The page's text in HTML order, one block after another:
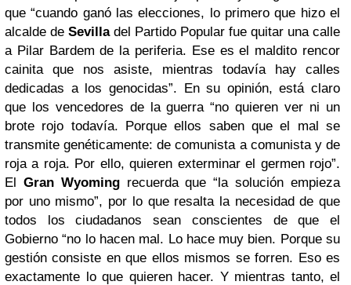
que “cuando ganó las elecciones, lo primero que hizo el
alcalde de Sevilladel Partido Popular fue quitar una calle
a Pilar Bardem de la periferia. Ese es el maldito rencor
cainita que nos asiste, mientras todavía hay calles
dedicadas a los genocidas”. En su opinión, está claro
que los vencedores de la guerra “no quieren ver ni un
brote rojo todavía. Porque ellos saben que el mal se
transmite genéticamente: de comunista a comunista y de
roja a roja. Por ello, quieren exterminar el germen rojo”.
El Gran Wyomingrecuerda que “la solución empieza
por uno mismo”, por lo que resalta la necesidad de que
todos los ciudadanos sean conscientes de que el
Gobierno “no lo hacen mal. Lo hace muy bien. Porque su
gestión consiste en que ellos mismos se forren. Eso es
exactamente lo que quieren hacer. Y mientras tanto, el